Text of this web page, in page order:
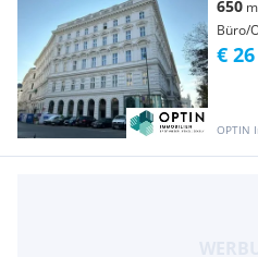
650
Büro/
OPTIN
€